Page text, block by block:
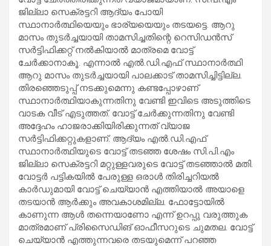
ജില്ലാ സെക്രട്ടറി ആദ്യം പോയി
സ്ഥാനാര്‍ത്ഥിയെയും ഭാര്യയെയും തടയട്ടെ. ആറു
മാസം തുടര്‍ച്ചയായി താമസിച്ചതിന്റെ റെസിഡന്‍സ്
സര്‍ട്ടിഫിക്കറ്റ് നല്‍കിയാല്‍ മാത്രമെ വോട്ട്
ചേര്‍ക്കാനാകൂ. എന്നാല്‍ എല്‍.ഡി.എഫ് സ്ഥാനാര്‍ത്ഥി
ആറു മാസം തുടര്‍ച്ചയായി പാലക്കാട് താമസിച്ചിട്ടില്ല.
തിരഞ്ഞെടുപ്പ് നടക്കുമെന്നു കണ്ടപ്പോഴാണ്
സ്ഥാനാര്‍ത്ഥിയാകുന്നതിനു വേണ്ടി ഇവിടെ അടുത്തിടെ
വാടക വീട് എടുത്തത്. വോട്ട് ചേര്‍ക്കുന്നതിനു വേണ്ടി
അദ്ദേഹം ഹാജരാക്കിയിരിക്കുന്നത് വ്യാജ
സര്‍ട്ടിഫിക്കറ്റുകളാണ്. ആദ്യം എല്‍.ഡി.എഫ്
സ്ഥാനാര്‍ത്ഥിയുടെ വോട്ട് തടഞ്ഞ ശേഷം സി.പി.എം
ജില്ലാ സെക്രട്ടറി മറ്റുള്ളവരുടെ വോട്ട് തടഞ്ഞാല്‍ മതി.
വോട്ടര്‍ പട്ടികയില്‍ പേരുള്ള ഒരാള്‍ തിരിച്ചറിയല്‍
കാര്‍ഡുമായി വോട്ട് ചെയ്യാന്‍ എത്തിയാല്‍ അയാളെ
തടയാന്‍ ആര്‍ക്കും അവകാശമില്ല. ഫോട്ടോയില്‍
കാണുന്ന ആള്‍ തന്നെയാണോ എന്ന് ഉറപ്പു വരുത്തുക
മാത്രമാണ് പ്രിസൈഡിങ് ഓഫീസറുടെ ചുമതല. വോട്ട്
ചെയ്യാന്‍ എത്തുന്നവരെ തടയുമെന്ന് പറഞ്ഞ